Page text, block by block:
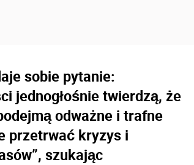
sobie pytanie:
jednogłośnie twierdzą, że
odważne i trafne
przetrwać kryzys i
szukając